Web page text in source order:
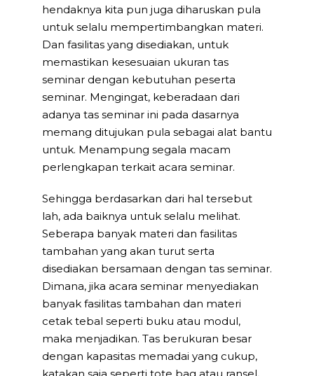
hendaknya kita pun juga diharuskan pula
untuk selalu mempertimbangkan materi.
Dan fasilitas yang disediakan, untuk
memastikan kesesuaian ukuran tas
seminar dengan kebutuhan peserta
seminar. Mengingat, keberadaan dari
adanya tas seminar ini pada dasarnya
memang ditujukan pula sebagai alat bantu
untuk. Menampung segala macam
perlengkapan terkait acara seminar.
Sehingga berdasarkan dari hal tersebut
lah, ada baiknya untuk selalu melihat.
Seberapa banyak materi dan fasilitas
tambahan yang akan turut serta
disediakan bersamaan dengan tas seminar.
Dimana, jika acara seminar menyediakan
banyak fasilitas tambahan dan materi
cetak tebal seperti buku atau modul,
maka menjadikan. Tas berukuran besar
dengan kapasitas memadai yang cukup,